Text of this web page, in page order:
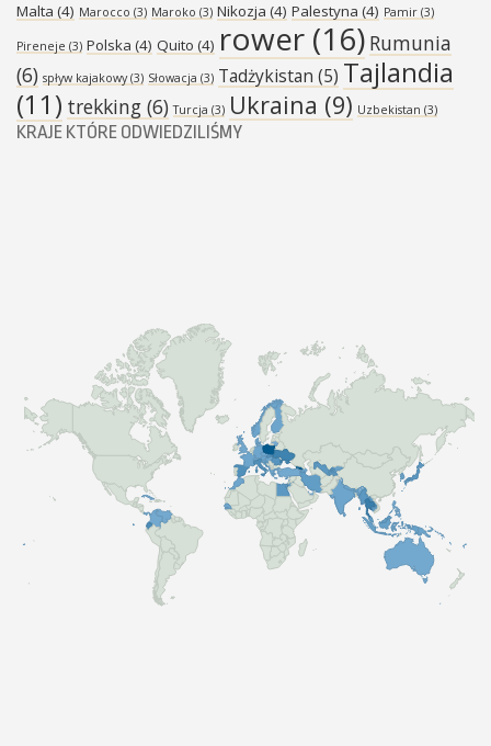
Malta (4) Marocco (3) Maroko (3) Nikozja (4) Palestyna (4) Pamir (3)
Pireneje (3) Polska (4) Quito (4) rower (16) Rumunia
(6) spływ kajakowy(3) Słowacja (3) Tadżykistan (5) Tajlandia
(11) trekking (6) Turcja (3) Ukraina (9) Uzbekistan (3)
KRAJE KTÓRE ODWIEDZILIŚMY